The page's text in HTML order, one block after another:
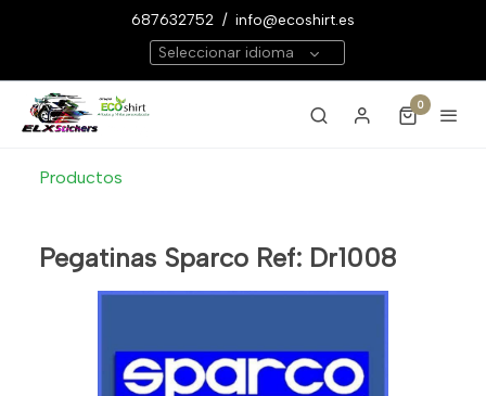
687632752 / info@ecoshirt.es
Seleccionar idioma
0
Productos
Pegatinas Sparco Ref: Dr1008